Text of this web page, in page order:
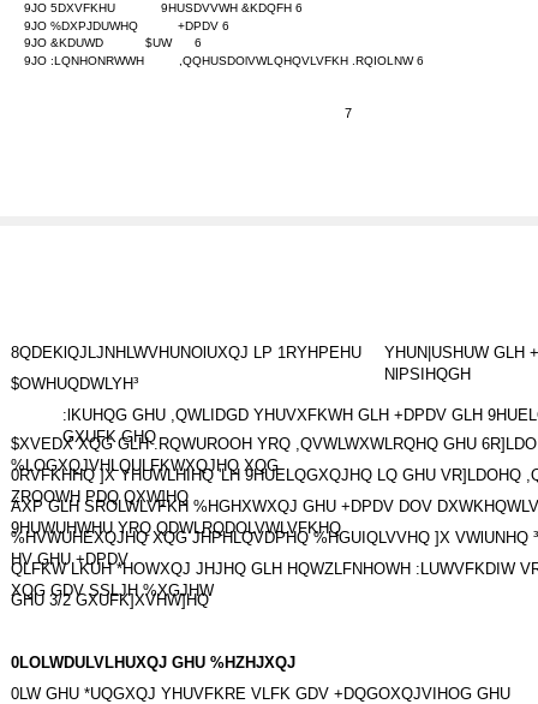
9JO 5DXVFKHU
9HUSDVVWH &KDQFH 6
9JO %DXPJDUWHQ
+DPDV 6
9JO &KDUWD
$UW
6
9JO :LQNHONRWWH
,QQHUSDOlVWLQHQVLVFKH .RQIOLNW 6
7
8QDEKlQJLJNHLWVHUNOlUXQJ LP 1RYHPEHU
YHUN|USHUW GLH
NlPSIHQGH
$OWHUQDWLYH³
:lKUHQG GHU ,QWLIDGD YHUVXFKWH GLH +DPDV GLH
GXUFK GHQ
$XVEDX XQG GLH .RQWUROOH YRQ ,QVWLWXWLRQHQ GHU
%LOGXQJVHLQULFKWXQJHQ XQG
0RVFKHHQ ]X YHUWLHIHQ 'LH 9HUELQGXQJHQ LQ GHU VR]LDOHQ
ZROOWH PDQ QXW]HQ
ÄXP GLH SROLWLVFKH %HGHXWXQJ GHU +DPDV DOV
9HUWUHWHU YRQ QDWLRQDOLVWLVFKHQ
%HVWUHEXQJHQ XQG JHPHLQVDPHQ %HGUIQLVVHQ ]X VWlUNHQ
HV GHU +DPDV
QLFKW LKUH *HOWXQJ JHJHQ GLH HQWZLFNHOWH :LUWVFKDIW
XQG GDV SSLJH %XGJHW
GHU 3/2 GXUFK]XVHW]HQ
0LOLWDULVLHUXQJ GHU %HZHJXQJ
0LW GHU *UQGXQJ YHUVFKRE VLFK GDV +DQGOXQJVIHOG GHU